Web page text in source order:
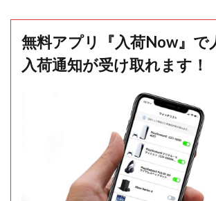
無料アプリ『入荷Now』で
入荷通知が受け取れます！